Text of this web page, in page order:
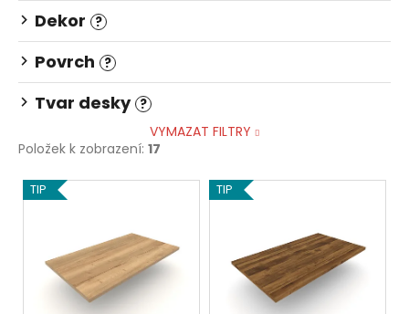
Dekor ?
Povrch ?
Tvar desky ?
VYMAZAT FILTRY
Položek k zobrazení: 17
V
ý
TIP TIP
D
o
p
r
u
č
u